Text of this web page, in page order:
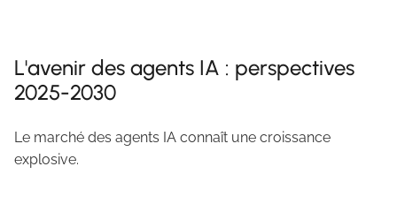
L'avenir des agents IA : perspectives
2025-2030
Le marché des agents IA connaît une croissance
explosive.